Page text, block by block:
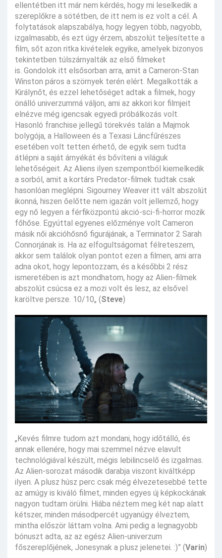
ellentétben itt már nem kérdés, hogy mi leselkedik a
szereplőkre a sötétben, de itt nem is ez volt a cél. A
folytatások alapszabálya, hogy legyen több, nagyobb,
izgalmasabb, és ezt úgy érzem, abszolút teljesítette a
film, sőt azon ritka kivételek egyike, amelyek bizonyos
tekintetben túlszárnyalták az első filmeket
is. Gondolok itt elsősorban arra, amit a Cameron-Stan
Winston páros a szörnyek terén elért. Megalkották a
Királynőt, és ezzel lehetőséget adtak a filmek, hogy
önálló univerzummá váljon, ami az akkori kor filmjeit
elnézve még igencsak egyedi próbálkozás volt.
Hasonló franchise jellegű törekvés talán a Majmok
bolygója, a Halloween és a Texasi Láncfűrészes
esetében volt tetten érhető, de egyik sem tudta
átlépni a saját árnyékát és bővíteni a világuk
lehetőségeit. Az Aliens ilyen szempontból kiemelkedik
a sorból, amit a kortárs Predator-filmek tudtak csak
hasonlóan meglépni. Sigourney Weaver itt vált abszolút
ikonná, hiszen őelőtte nem igazán volt jellemző, hogy
egy nő legyen a férfiközpontú akció-sci-fi-horror mozik
főhőse. Egyúttal egyenes előzménye volt Cameron
másik női akcióhősnő figurájának, a Terminator 2 Sarah
Connorjának is. Ha az elfogultságomat félreteszem,
akkor sem találok olyan pontot ezen a filmen, ami arra
adna okot, hogy lepontozzam, és a későbbi 2 rész
ismeretében is azt mondhatom, hogy az Alien-filmek
abszolút csúcsa ez a mozi volt és lesz, az elsővel
karöltve persze. 10/10„ (Steve)
„Kevés filmre tudom azt mondani, hogy időtálló, és
annak ellenére, hogy mai szemmel nézve elavult
technológiával készült, mégis lebilincselő és izgalmas.
Az Alien-sorozat második darabja viszont kiváltképp
ilyen. A plusz húsz perc csak még élvezetesebbé tette
az amúgy is kiváló filmet, minden egyes új képkockának
nagyon tudtam örülni. Hiába néztem meg két nap alatt
kétszer, minden másodpercét ugyanúgy élveztem,
mintha először láttam volna. Ami pedig a legnagyobb
bónuszt adta, az az egész Alien-univerzum
főszereplőjének, Jonesynak a plusz jelenetei. :)” (Varin)